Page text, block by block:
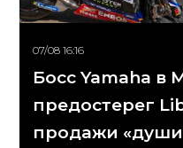
07/08 16:16
Босс Yamaha в
предостерег
продажи